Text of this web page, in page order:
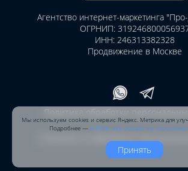
Агентство интернет-маркетинга
ОГРНИП:
ИНН: 246313382328
Продвижение в Москве
Политика обработки
Мы используем cookies и сервис Яндекс. Метрика для
Подробнее — в Политике обработки
Принять